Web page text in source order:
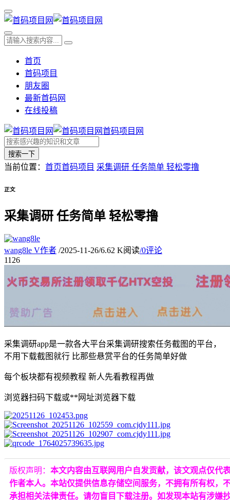
首页
首码项目
朋友圈
最新首码网
在线投稿
首码项目网
搜索一下
当前位置： 首页首码项目 采集调研 任务简单 轻松零撸
正文
采集调研 任务简单 轻松零撸
wang8le V作者 /2025-11-26/6.62 K阅读/0评论
11 26
采集调研app是一款各大平台采集调研搜索任务截图的平台，
不用下载截图就行 比那些悬赏平台的任务简单好做
每个板块都有视频教程 新人先看教程再做
浏览器扫码下载或**网址浏览器下载
版权声明： 本文内容由互联网用户自发贡献，该文观点仅代
作者本人。本站仅提供信息存储空间服务，不拥有所有权，
承担相关法律责任。请勿盲目下载注册。如发现本站有涉嫌